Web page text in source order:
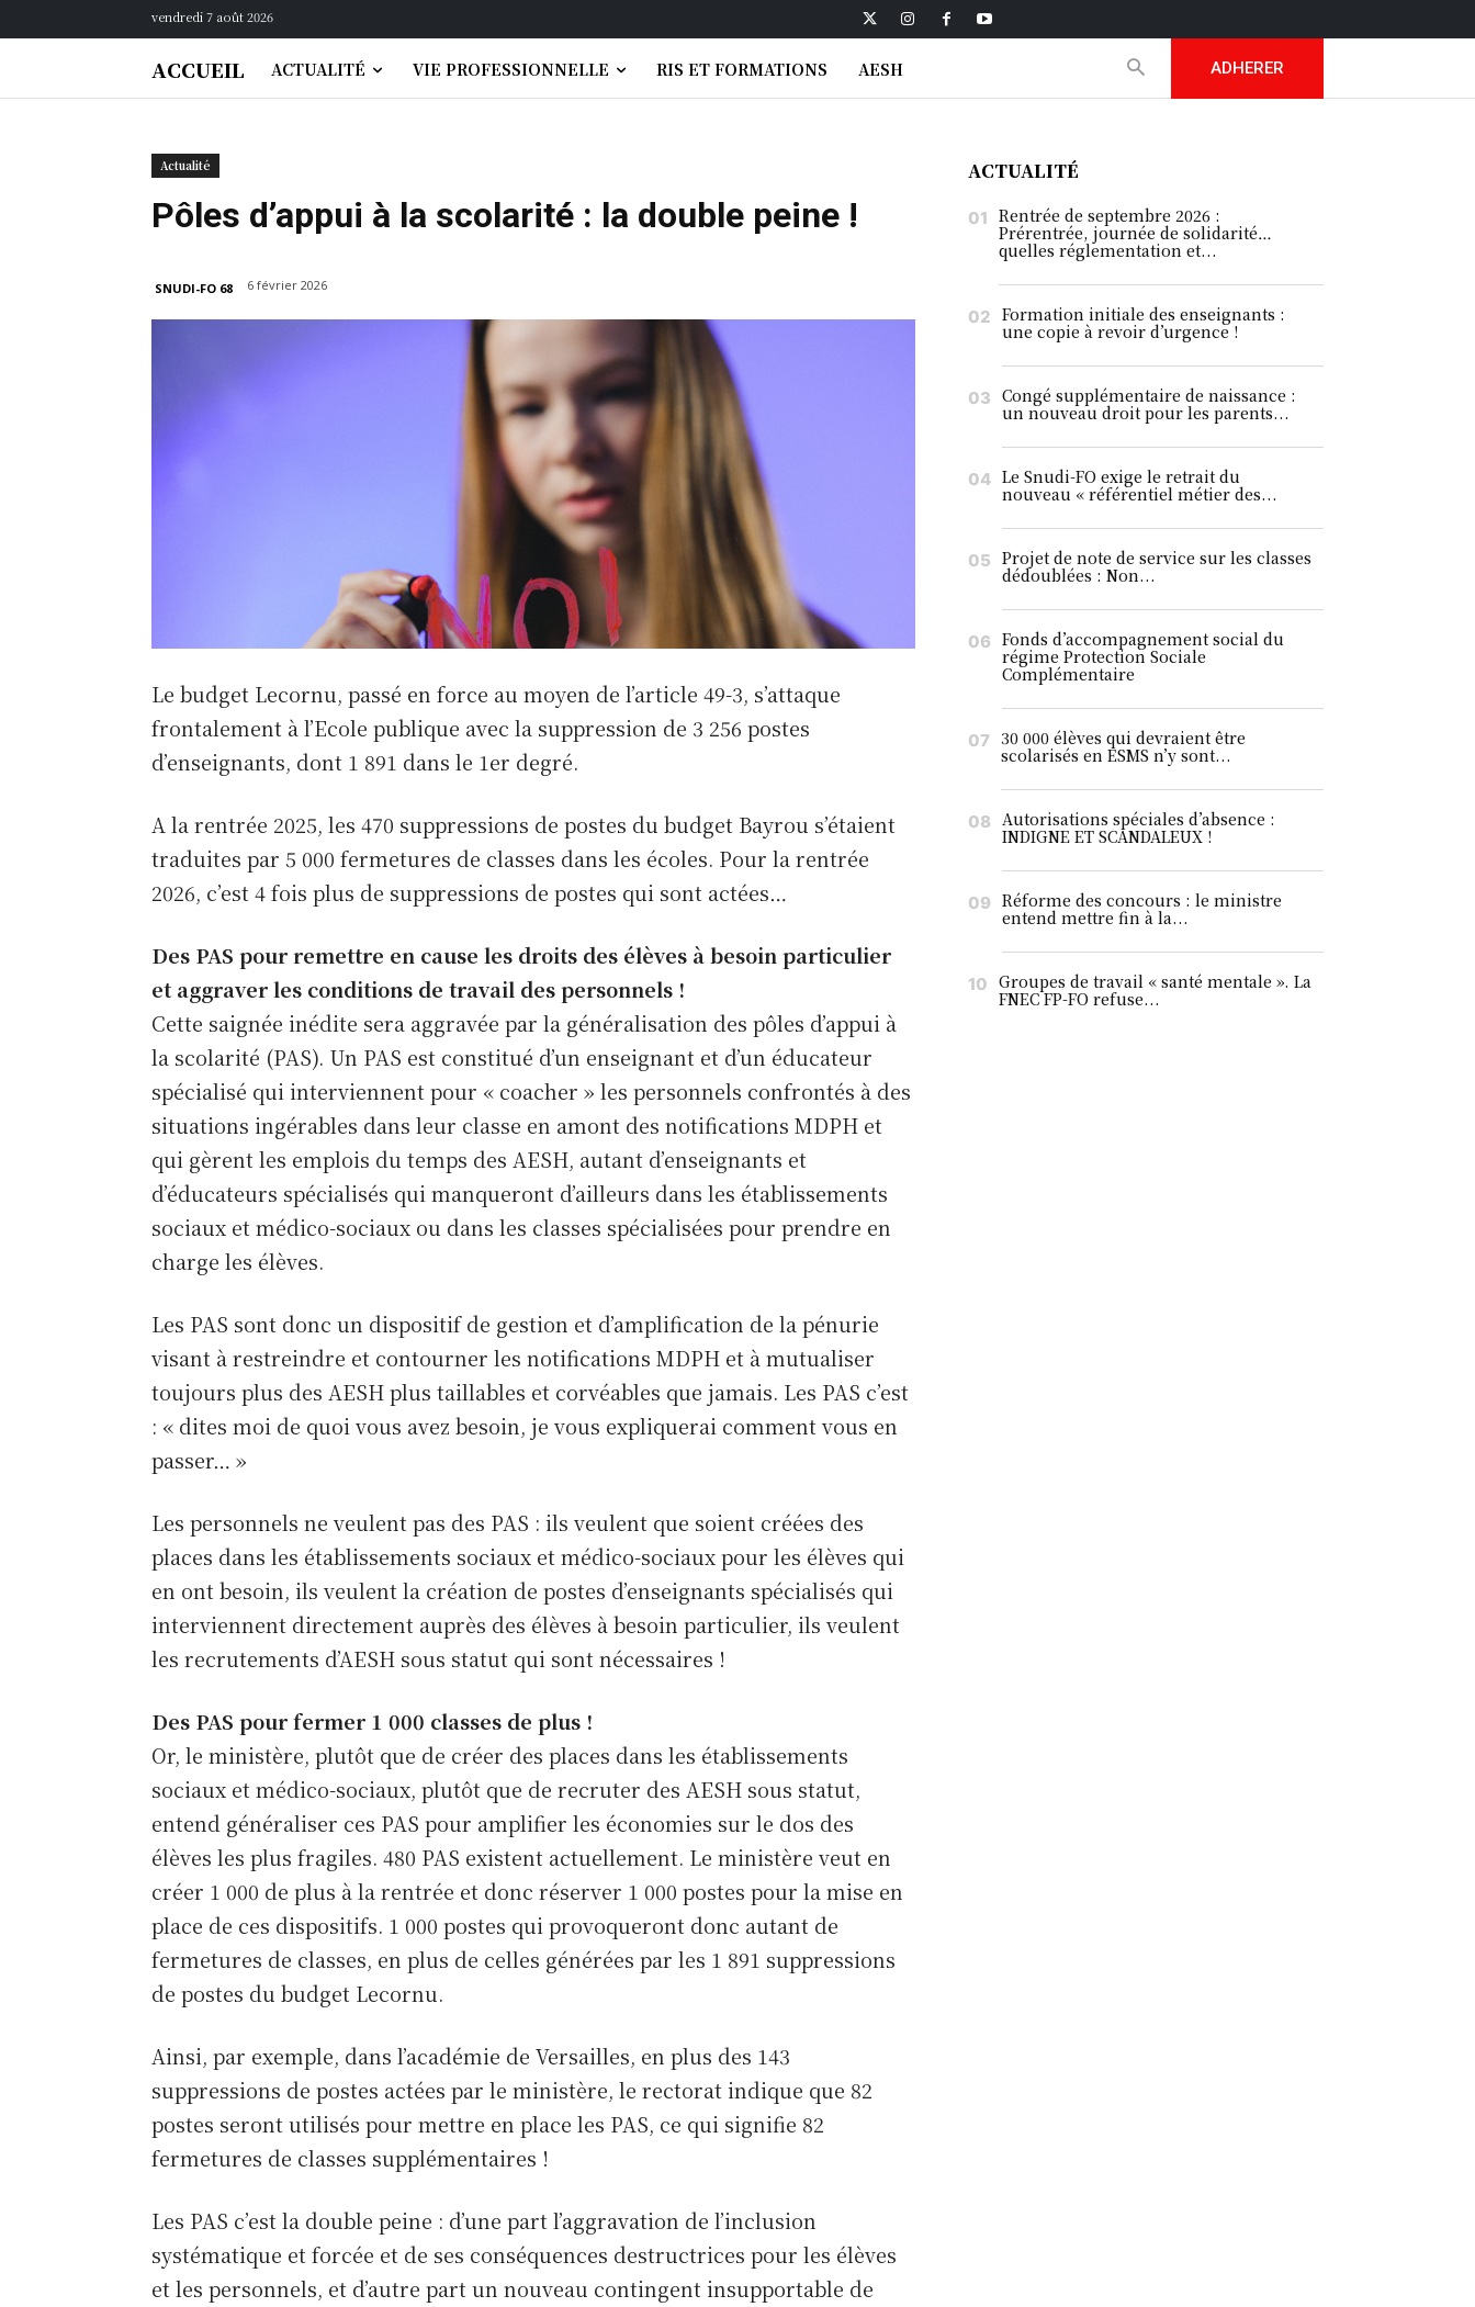
검색 뉴스 및 분석
Actualité
Actualité Nationale
Vie Professionnelle
Salaires et Indemnités
Direction d’école
RIS et Formations
AESH
로그인 가입하기
뉴스, 의견 및 분석을
위한 권위 있고 독립
한국 뉴스 오리지널 뉴스와 심층
보도에 의존하는 영향력 있는 회
원 커뮤니티에 가입하세요.
더 알아보기
딱 맞는 계획.
가장 인기
많은
반복되는 연간 수
계획을 선
택
한국 뉴스 통찰력
뉴스, 의견 및 분석을 위한 권위 있고 독립적인 소스
한국 뉴스 오리지널 뉴스와 심층 보도에 의존하는 영향력 있는 회원 커뮤니티
에 가입하세요.
더 알아보기
Se connecter
Nom d'utilisateur ou adresse e-mail
vendredi 7 août 2026
ACCUEIL ACTUALITÉ VIE PROFESSIONNELLE RIS ET FORMATIONS AESH ADHERER
Actualité
Pôles d’appui à la scolarité : la double peine !
SNUDI-FO 68 6 février 2026
Le budget Lecornu, passé en force au moyen de l’article 49-3, s’attaque
frontalement à l’Ecole publique avec la suppression de 3 256 postes
d’enseignants, dont 1 891 dans le 1er degré.
A la rentrée 2025, les 470 suppressions de postes du budget Bayrou s’étaient
traduites par 5 000 fermetures de classes dans les écoles. Pour la rentrée
2026, c’est 4 fois plus de suppressions de postes qui sont actées…
Des PAS pour remettre en cause les droits des élèves à besoin particulier
et aggraver les conditions de travail des personnels !
Cette saignée inédite sera aggravée par la généralisation des pôles d’appui à
la scolarité (PAS). Un PAS est constitué d’un enseignant et d’un éducateur
spécialisé qui interviennent pour « coacher » les personnels confrontés à des
situations ingérables dans leur classe en amont des notifications MDPH et
qui gèrent les emplois du temps des AESH, autant d’enseignants et
d’éducateurs spécialisés qui manqueront d’ailleurs dans les établissements
sociaux et médico-sociaux ou dans les classes spécialisées pour prendre en
charge les élèves.
Les PAS sont donc un dispositif de gestion et d’amplification de la pénurie
visant à restreindre et contourner les notifications MDPH et à mutualiser
toujours plus des AESH plus taillables et corvéables que jamais. Les PAS c’est
: « dites moi de quoi vous avez besoin, je vous expliquerai comment vous en
passer… »
Les personnels ne veulent pas des PAS : ils veulent que soient créées des
places dans les établissements sociaux et médico-sociaux pour les élèves qui
en ont besoin, ils veulent la création de postes d’enseignants spécialisés qui
interviennent directement auprès des élèves à besoin particulier, ils veulent
les recrutements d’AESH sous statut qui sont nécessaires !
Des PAS pour fermer 1 000 classes de plus !
Or, le ministère, plutôt que de créer des places dans les établissements
sociaux et médico-sociaux, plutôt que de recruter des AESH sous statut,
entend généraliser ces PAS pour amplifier les économies sur le dos des
élèves les plus fragiles. 480 PAS existent actuellement. Le ministère veut en
créer 1 000 de plus à la rentrée et donc réserver 1 000 postes pour la mise en
place de ces dispositifs. 1 000 postes qui provoqueront donc autant de
fermetures de classes, en plus de celles générées par les 1 891 suppressions
de postes du budget Lecornu.
Ainsi, par exemple, dans l’académie de Versailles, en plus des 143
suppressions de postes actées par le ministère, le rectorat indique que 82
postes seront utilisés pour mettre en place les PAS, ce qui signifie 82
fermetures de classes supplémentaires !
Les PAS c’est la double peine : d’une part l’aggravation de l’inclusion
systématique et forcée et de ses conséquences destructrices pour les élèves
et les personnels, et d’autre part un nouveau contingent insupportable de
ACTUALITÉ
Rentrée de septembre 2026 :
Prérentrée, journée de solidarité…
quelles réglementation et...
Formation initiale des enseignants :
une copie à revoir d’urgence !
Congé supplémentaire de naissance :
un nouveau droit pour les parents...
Le Snudi-FO exige le retrait du
nouveau « référentiel métier des...
Projet de note de service sur les classes
dédoublées : Non...
Fonds d’accompagnement social du
régime Protection Sociale
Complémentaire
30 000 élèves qui devraient être
scolarisés en ESMS n’y sont...
Autorisations spéciales d’absence :
INDIGNE ET SCANDALEUX !
Réforme des concours : le ministre
entend mettre fin à la...
Groupes de travail « santé mentale ». La
FNEC FP-FO refuse...